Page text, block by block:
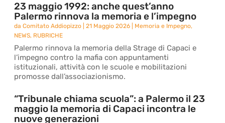
23 maggio 1992: anche quest’anno
Palermo rinnova la memoria e l’impegno
daComitato Addiopizzo |21 Maggio 2026 Memoria e Impegno,
NEWS, RUBRICHE
Palermo rinnova la memoria della Strage di Capaci e
l’impegno contro la mafia con appuntamenti
istituzionali, attività con le scuole e mobilitazioni
promosse dall’associazionismo.
“Tribunale chiama scuola”: a Palermo il 23
maggio la memoria di Capaci incontra le
nuove generazioni